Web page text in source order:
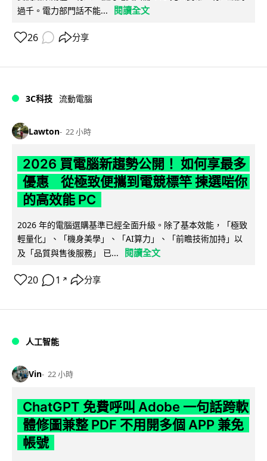
過千。電力部門話不能...
閱讀全文
26 分享
3C科技 流動電腦
Lawton 22 小時
2026 買電腦新趨勢公開！ 如何享最多
優惠 從極致便攜到電競標竿 揀選啱你
的高效能 PC
2026 年的電腦選購基準已經全面升級。除了基本效能，「極致
輕量化」、「機身美學」、「AI算力」、「前瞻技術加持」以
及「品質與售後服務」 已...
閱讀全文
20 1 ↗ 分享
人工智能
Vin 22 小時
ChatGPT 免費呼叫 Adobe 一句話跨軟
體修圖兼整 PDF 不用開多個 APP 兼免
帳號